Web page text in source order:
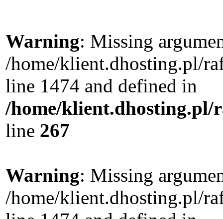
Warning: Missing
/home/klient.dhosting.pl/
line 1474 and defined in
/home/klient.dhosting.pl/
line 267
Warning: Missing
/home/klient.dhosting.pl/